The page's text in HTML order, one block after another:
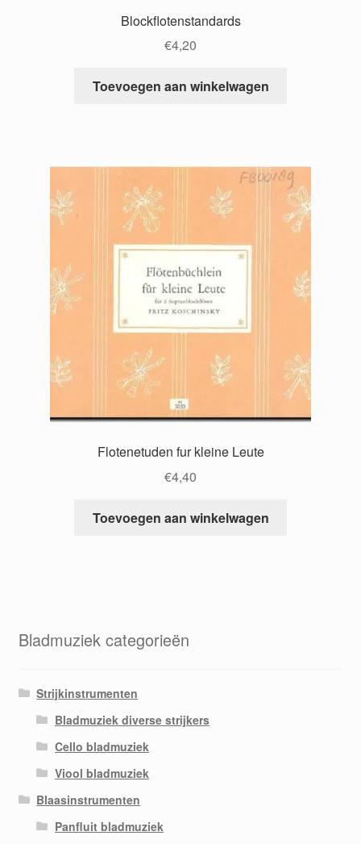
Blockflotenstandards
€4,20
Toevoegen aan winkelwagen
Flotenetuden fur kleine Leute
€4,40
Toevoegen aan winkelwagen
Bladmuziek categorieën
Strijkinstrumenten
Bladmuziek diverse strijkers
Cello bladmuziek
Viool bladmuziek
Blaasinstrumenten
Panfluit bladmuziek